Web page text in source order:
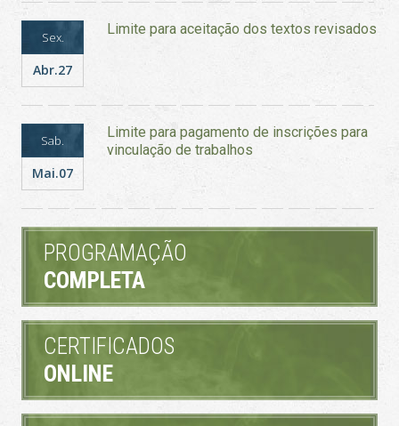
Sex.
Abr.27
Limite para aceitação dos textos revisados
Sab.
Mai.07
Limite para pagamento de inscrições para
vinculação de trabalhos
PROGRAMAÇÃO
COMPLETA
CERTIFICADOS
ONLINE